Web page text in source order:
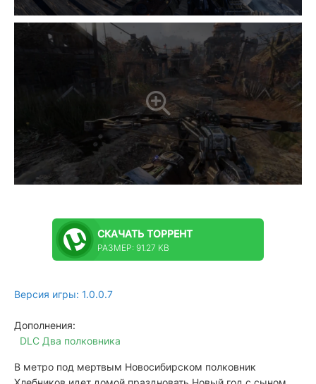
СКАЧАТЬ ТОРРЕНТ
РАЗМЕР: 91.27 KB
Версия игры: 1.0.0.7
Дополнения:
DLC Два полковника
В метро под мертвым Новосибирском полковник